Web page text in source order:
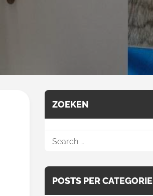
ZOEKEN
Search
POSTS PER CATEGORIE